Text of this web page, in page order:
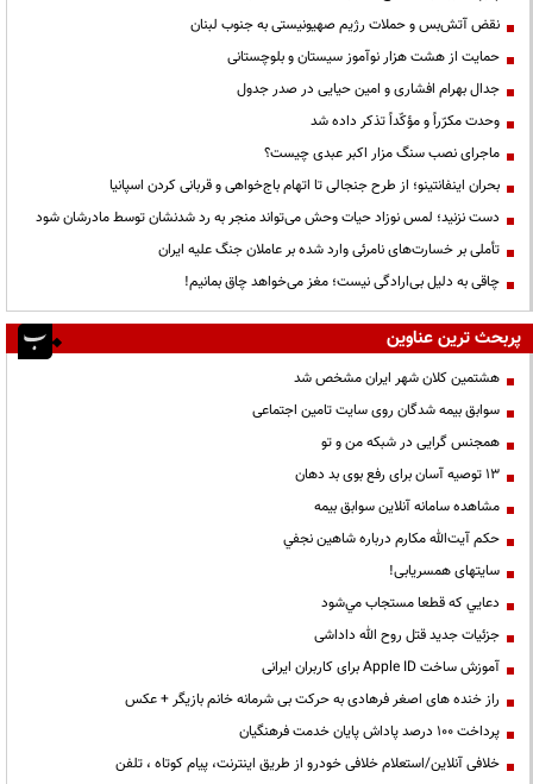
نقض آتش‌بس و حملات رژیم صهیونیستی به جنوب لبنان
حمایت از هشت هزار نوآموز سیستان و بلوچستانی
جدال بهرام افشاری و امین حیایی در صدر جدول
وحدت مکرّراً و مؤکّداً تذکر داده شد
ماجرای نصب سنگ مزار اکبر عبدی چیست؟
بحران اینفانتینو؛ از طرح جنجالی تا اتهام باج‌خواهی و قربانی کردن اسپانیا
دست نزنید؛ لمس نوزاد حیات وحش می‌تواند منجر به رد شدنشان توسط مادرشان شود
تأملی بر خسارت‌های نامرئی وارد شده بر عاملان جنگ علیه ایران
چاقی به دلیل بی‌ارادگی نیست؛ مغز می‌خواهد چاق بمانیم!
پربحث ترین عناوین
هشتمین کلان شهر ایران مشخص شد
سوابق بیمه شدگان روی سایت تامین اجتماعی
همجنس گرایی در شبکه من و تو
13 توصیه آسان برای رفع بوی بد دهان
مشاهده سامانه آنلاين سوابق بیمه
حكم آيت‌الله مكارم درباره شاهين نجفي
سایتهای همسریابی!
دعايي كه قطعا مستجاب مي‌شود
جزئیات جدید قتل روح الله داداشی
آموزش ساخت Apple ID برای کاربران ایرانی
راز خنده های اصغر فرهادی به حرکت بی شرمانه خانم بازیگر + عکس
پرداخت ۱۰۰ درصد پاداش پایان خدمت فرهنگیان
خلافی آنلاین/استعلام خلافی خودرو از طریق اینترنت، پیام کوتاه ، تلفن